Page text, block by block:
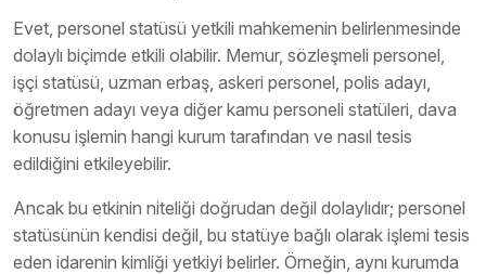
Evet, personel statüsü yetkili mahkemenin belirlenmesinde
dolaylı biçimde etkili olabilir. Memur, sözleşmeli personel,
işçi statüsü, uzman erbaş, askeri personel, polis adayı,
öğretmen adayı veya diğer kamu personeli statüleri, dava
konusu işlemin hangi kurum tarafından ve nasıl tesis
edildiğini etkileyebilir.
Ancak bu etkinin niteliği doğrudan değil dolaylıdır; personel
statüsünün kendisi değil, bu statüye bağlı olarak işlemi tesis
eden idarenin kimliği yetkiyi belirler. Örneğin, aynı kurumda